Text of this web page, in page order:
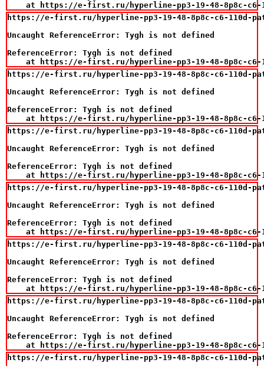
at https://e-first.ru/hyperline-pp3-19-48-8p8c-
https://e-first.ru/hyperline-pp3-19-48-8p8c-c6-110d-
Uncaught ReferenceError: Tygh is not defined
ReferenceError: Tygh is not defined
at https://e-first.ru/hyperline-pp3-19-48-8p8c-
https://e-first.ru/hyperline-pp3-19-48-8p8c-c6-110d-
Uncaught ReferenceError: Tygh is not defined
ReferenceError: Tygh is not defined
at https://e-first.ru/hyperline-pp3-19-48-8p8c-
https://e-first.ru/hyperline-pp3-19-48-8p8c-c6-110d-
Uncaught ReferenceError: Tygh is not defined
ReferenceError: Tygh is not defined
at https://e-first.ru/hyperline-pp3-19-48-8p8c-
https://e-first.ru/hyperline-pp3-19-48-8p8c-c6-110d-
Uncaught ReferenceError: Tygh is not defined
ReferenceError: Tygh is not defined
at https://e-first.ru/hyperline-pp3-19-48-8p8c-
https://e-first.ru/hyperline-pp3-19-48-8p8c-c6-110d-
Uncaught ReferenceError: Tygh is not defined
ReferenceError: Tygh is not defined
at https://e-first.ru/hyperline-pp3-19-48-8p8c-
https://e-first.ru/hyperline-pp3-19-48-8p8c-c6-110d-
Uncaught ReferenceError: Tygh is not defined
ReferenceError: Tygh is not defined
at https://e-first.ru/hyperline-pp3-19-48-8p8c-
https://e-first.ru/hyperline-pp3-19-48-8p8c-c6-110d-